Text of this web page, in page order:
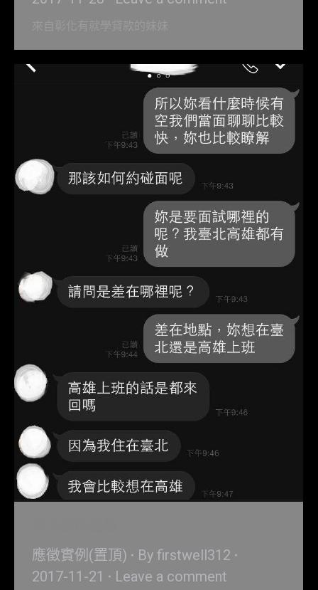
來自彰化有就學貸款的妹妹
應徵實例(置頂) By firstwell312
2017-11-21
Leave a comment